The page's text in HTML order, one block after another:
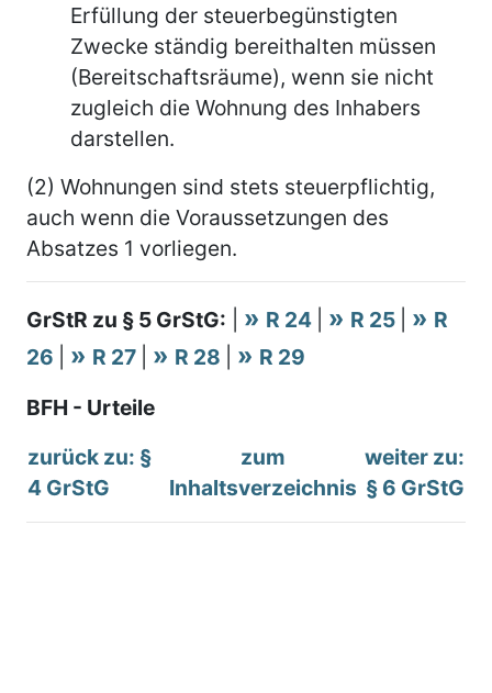
Erfüllung der steuerbegünstigten
Zwecke ständig bereithalten müssen
(Bereitschaftsräume), wenn sie nicht
zugleich die Wohnung des Inhabers
darstellen.
(2) Wohnungen sind stets steuerpflichtig,
auch wenn die Voraussetzungen des
Absatzes 1 vorliegen.
GrStR zu § 5 GrStG: R 24 R 25
R
26
R 27 R 28
R 29
BFH - Urteile
zurück zu: §
4 GrStG
zum
Inhaltsverzeichnis
weiter zu:
§ 6 GrStG